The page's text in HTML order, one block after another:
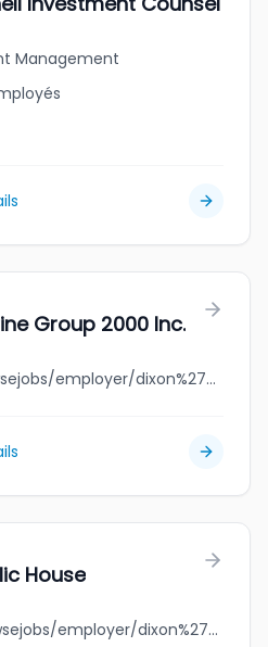
Management
Group 2000 Inc.
jobbank.gc.ca/browsejobs/employer/dixon%27s+marine+group+2000+inc./ca
House
jobbank.gc.ca/browsejobs/employer/dixon%27s+public+house/ca